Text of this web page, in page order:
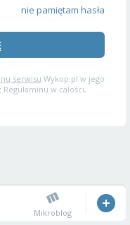
nie pamiętam hasła
serwisu Wykop.pl w jego
w całości,
Mikroblog